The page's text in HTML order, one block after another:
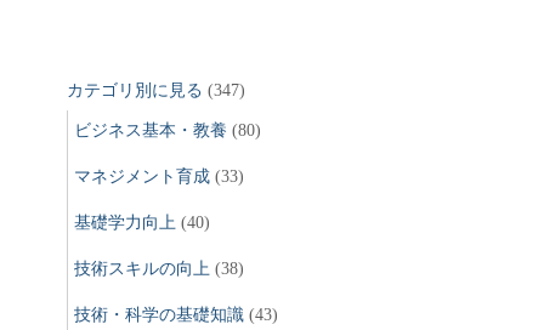
カテゴリ別に見る (347)
ビジネス基本・教養 (80)
マネジメント育成 (33)
基礎学力向上 (40)
技術スキルの向上 (38)
技術・科学の基礎知識 (43)